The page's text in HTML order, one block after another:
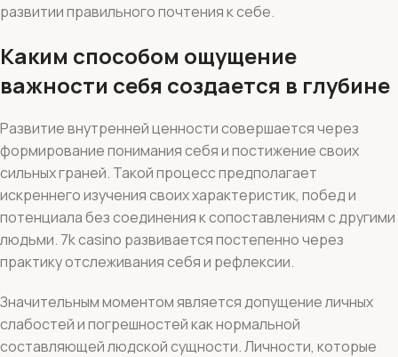
развитии правильного почтения к себе.
Каким способом ощущение
важности себя создается в глубине
Развитие внутренней ценности совершается через
формирование понимания себя и постижение своих
сильных граней. Такой процесс предполагает
искреннего изучения своих характеристик, побед и
потенциала без соединения к сопоставлениям с другими
людьми. 7k casino развивается постепенно через
практику отслеживания себя и рефлексии.
Значительным моментом является допущение личных
слабостей и погрешностей как нормальной
составляющей людской сущности. Личности, которые